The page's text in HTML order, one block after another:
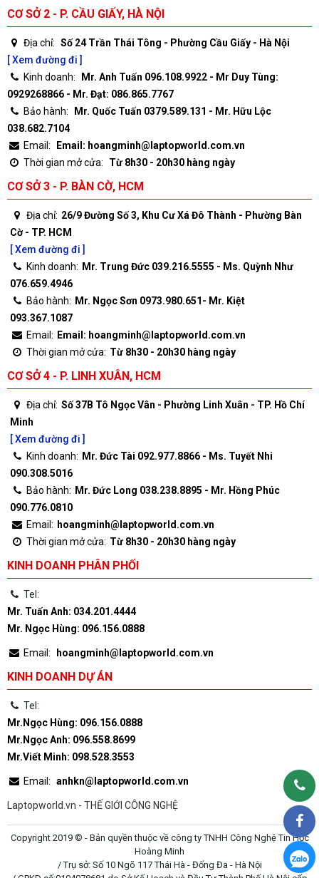
CƠ SỞ 2 - P. CẦU GIẤY, HÀ NỘI
Địa chỉ: Số 24 Trần Thái Tông - Phường Cầu Giấy - Hà Nội
[ Xem đường đi ]
Kinh doanh:
Mr. Anh Tuấn 096.108.9922 - Mr Duy Tùng:
0929268866 - Mr. Đạt: 086.865.7767
Bảo hành:
Mr. Quốc Tuấn 0379.589.131 - Mr. Hữu Lộc
038.682.7104
Email:
Email: hoangminh@laptopworld.com.vn
Thời gian mở cửa:
Từ 8h30 - 20h30 hàng ngày
CƠ SỞ 3 - P. BÀN CỜ, HCM
Địa chỉ: 26/9 Đường Số 3, Khu Cư Xá Đô Thành - Phường Bàn
Cờ - TP. HCM
[ Xem đường đi ]
Kinh doanh: Mr. Trung Đức 039.216.5555 - Ms. Quỳnh Như
076.659.4946
Bảo hành: Mr. Ngọc Sơn 0973.980.651- Mr. Kiệt
093.367.1087
Email: Email: hoangminh@laptopworld.com.vn
Thời gian mở cửa: Từ 8h30 - 20h30 hàng ngày
CƠ SỞ 4 - P. LINH XUÂN, HCM
Địa chỉ: Số 37B Tô Ngọc Vân - Phường Linh Xuân - TP. Hồ Chí
Minh
[ Xem đường đi ]
Kinh doanh: Mr. Đức Tài 092.977.8866 - Ms. Tuyết Nhi
090.308.5016
Bảo hành: Mr. Đức Long 038.238.8895 - Mr. Hồng Phúc
090.776.0810
Email: hoangminh@laptopworld.com.vn
Thời gian mở cửa: Từ 8h30 - 20h30 hàng ngày
KINH DOANH PHÂN PHỐI
Tel:
Mr. Tuấn Anh: 034.201.4444
Mr. Ngọc Hùng: 096.156.0888
Email: hoangminh@laptopworld.com.vn
KINH DOANH DỰ ÁN
Tel:
Mr.Ngọc Hùng: 096.156.0888
Mr.Ngọc Anh: 096.558.8699
Mr.Viết Minh: 098.528.3553
Email: anhkn@laptopworld.com.vn
Laptopworld.vn - THẾ GIỚI CÔNG NGHỆ
Copyright 2019 © - Bản quyền thuộc về công ty TNHH Công Nghệ Tin Học
Hoàng Minh
/ Trụ sở: Số 10 Ngõ 117 Thái Hà - Đống Đa - Hà Nội